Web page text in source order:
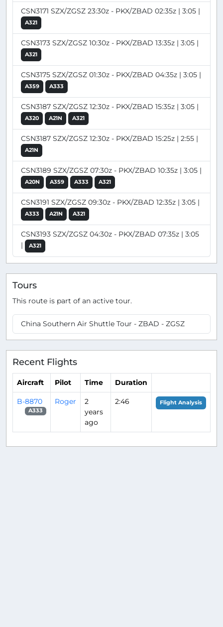
CSN3171 SZX/ZGSZ 23:30z - PKX/ZBAD 02:35z | 3:05 |
A321
CSN3173 SZX/ZGSZ 10:30z - PKX/ZBAD 13:35z | 3:05 |
A321
CSN3175 SZX/ZGSZ 01:30z - PKX/ZBAD 04:35z | 3:05 |
A359 A333
CSN3187 SZX/ZGSZ 12:30z - PKX/ZBAD 15:35z | 3:05 |
A320 A21N A321
CSN3187 SZX/ZGSZ 12:30z - PKX/ZBAD 15:25z | 2:55 |
A21N
CSN3189 SZX/ZGSZ 07:30z - PKX/ZBAD 10:35z | 3:05 |
A20N A359 A333 A321
CSN3191 SZX/ZGSZ 09:30z - PKX/ZBAD 12:35z | 3:05 |
A333 A21N A321
CSN3193 SZX/ZGSZ 04:30z - PKX/ZBAD 07:35z | 3:05
|
A321
Tours
This route is part of an active tour.
China Southern Air Shuttle Tour - ZBAD - ZGSZ
Recent Flights
Aircraft Pilot Time Duration
B-8870
A333
Roger
2
years
ago
2:46 Flight Analysis